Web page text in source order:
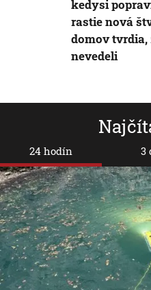
24 hodín 3
kedysi
rastie nová
domov tvrdia,
nevedeli